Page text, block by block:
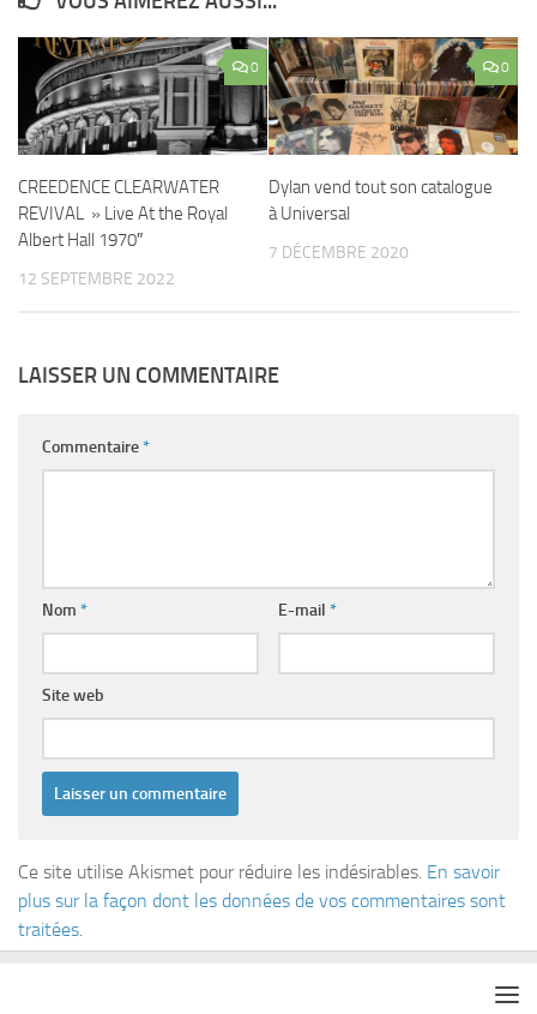
0
CREEDENCE CLEARWATER
REVIVAL » Live At the Royal
Albert Hall 1970″
12 SEPTEMBRE 2022
0
Dylan vend tout son catalogue
à Universal
7 DÉCEMBRE 2020
LAISSER UN COMMENTAIRE
Commentaire*
Nom * E-mail *
Site web
Ce site utilise Akismet pour réduire les indésirables. En savoir
plus sur la façon dont les données de vos commentaires sont
traitées.